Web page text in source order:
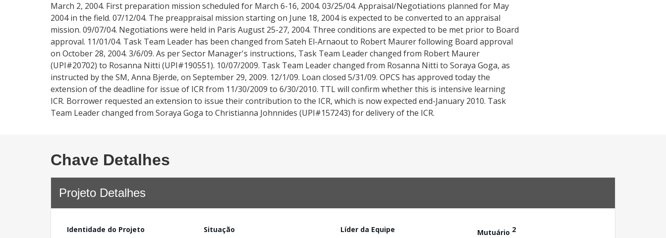
March 2, 2004. First preparation mission scheduled for March 6-16, 2004. 03/25/04. Appraisal/Negotiations planned for May
2004 in the field. 07/12/04. The preappraisal mission starting on June 18, 2004 is expected to be converted to an appraisal
mission. 09/07/04. Negotiations were held in Paris August 25-27, 2004. Three conditions are expected to be met prior to Board
approval. 11/01/04. Task Team Leader has been changed from Sateh El-Arnaout to Robert Maurer following Board approval
on October 28, 2004. 3/6/09. As per Sector Manager's instructions, Task Team Leader changed from Robert Maurer
(UPI#20702) to Rosanna Nitti (UPI#190551). 10/07/2009. Task Team Leader changed from Rosanna Nitti to Soraya Goga, as
instructed by the SM, Anna Bjerde, on September 29, 2009. 12/1/09. Loan closed 5/31/09. OPCS has approved today the
extension of the deadline for issue of ICR from 11/30/2009 to 6/30/2010. TTL will confirm whether this is intensive learning
ICR. Borrower requested an extension to issue their contribution to the ICR, which is now expected end-January 2010. Task
Team Leader changed from Soraya Goga to Christianna Johnnides (UPI#157243) for delivery of the ICR.
Chave Detalhes
Projeto Detalhes
Identidade do Projeto
Situação
Líder da Equipe
Mutuário 2